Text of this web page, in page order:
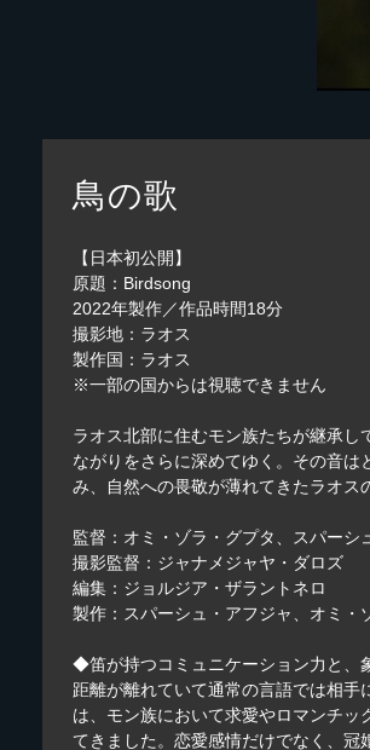
鳥の歌
【日本初公開】
原題：Birdsong
2022年製作／作品時間18分
撮影地：ラオス
製作国：ラオス
※一部の国からは視聴できません
ラオス北部に住むモン族たちが継承
ながりをさらに深めてゆく。その音
み、自然への畏敬が薄れてきたラオス
監督：オミ・ゾラ・グプタ、スパーシ
撮影監督：ジャナメジャヤ・ダロズ
編集：ジョルジア・ザラントネロ
製作：スパーシュ・アフジャ、オミ・
◆笛が持つコミュニケーション力と、
距離が離れていて通常の言語では相
は、モン族において求愛やロマンチ
てきました。恋愛感情だけでなく、